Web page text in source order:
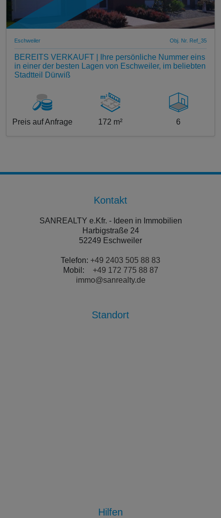
Eschweiler Obj. Nr. Ref_35
BEREITS VERKAUFT | Ihre persönliche Nummer eins
in einer der besten Lagen von Eschweiler, im beliebten
Stadtteil Dürwiß
Preis auf Anfrage 172 m² 6
Kontakt
SANREALTY e.Kfr. - Ideen in Immobilien
Harbigstraße 24
52249 Eschweiler
Telefon: +49 2403 505 88 83
Mobil:
+49 172 775 88 87
immo@sanrealty.de
Standort
Hilfen